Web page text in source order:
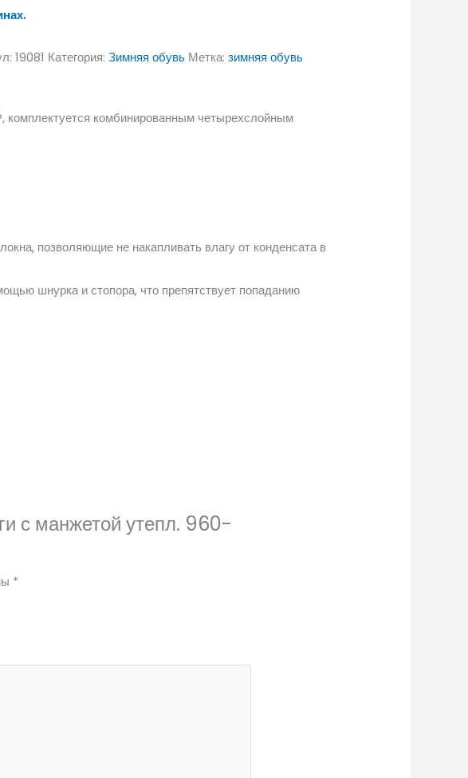
19081 Категория: Зимняя обувь Метка: зимняя обувь
комплектуется комбинированным четырехслойным
позволяющие не накапливать влагу от конденсата в
шнурка и стопора, что препятствует попаданию
с манжетой утепл. 960-
*